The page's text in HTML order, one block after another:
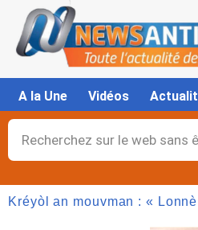
contenu
A la Une Vidéos
Rechercher
Kréyòl an mouvman : «